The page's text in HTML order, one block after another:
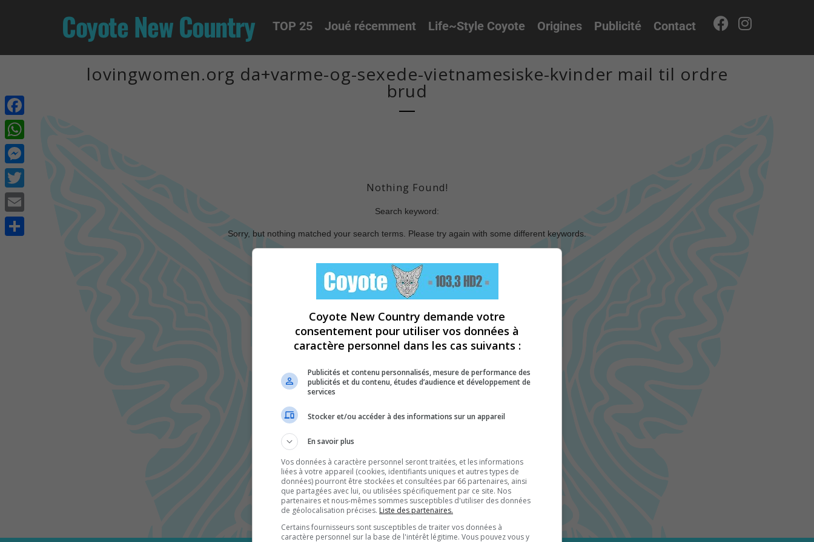
Coyote New Country TOP 25 Joué récemment Life~Style Coyote Origines Publicité Contact
lovingwomen.org da+varme-og-sexede-vietnamesiske-kvinder mail til ordre
brud
Nothing Found!
Search keyword:
Sorry, but nothing matched your search terms. Please try again with some different keywords.
Facebook
WhatsApp
Messenger
Twitter
Email
Coyote New Country demande votre
consentement pour utiliser vos données à
caractère personnel dans les cas suivants :
Publicités et contenu personnalisés, mesure de performance des
publicités et du contenu, études d’audience et développement de
services
Stocker et/ou accéder à des informations sur un appareil
En savoir plus
Vos données à caractère personnel seront traitées, et les informations
liées à votre appareil (cookies, identifiants uniques et autres types de
données) pourront être stockées et consultées par 66 partenaires, ainsi
que partagées avec lui, ou utilisées spécifiquement par ce site. Nos
partenaires et nous-mêmes sommes susceptibles d'utiliser des données
de géolocalisation précises. Liste des partenaires.
Certains fournisseurs sont susceptibles de traiter vos données à
caractère personnel sur la base de l'intérêt légitime. Vous pouvez vous y